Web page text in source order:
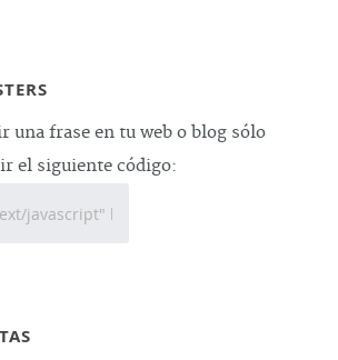
una frase en tu web o blog sólo
el siguiente código: